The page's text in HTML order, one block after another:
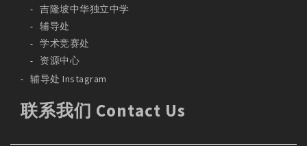
吉隆坡中华独立中学
辅导处
学术竞赛处
资源中心
辅导处 Instagram
联系我们 Contact Us